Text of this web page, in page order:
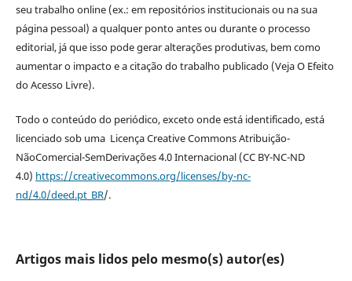
seu trabalho online (ex.: em repositórios institucionais ou na sua
página pessoal) a qualquer ponto antes ou durante o processo
editorial, já que isso pode gerar alterações produtivas, bem como
aumentar o impacto e a citação do trabalho publicado (Veja O Efeito
do Acesso Livre).
Todo o conteúdo do periódico, exceto onde está identificado, está
licenciado sob uma Licença Creative Commons Atribuição-
NãoComercial-SemDerivações 4.0 Internacional (CC BY-NC-ND
4.0) https://creativecommons.org/licenses/by-nc-
nd/4.0/deed.pt_BR/.
Artigos mais lidos pelo mesmo(s) autor(es)